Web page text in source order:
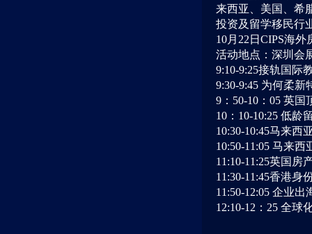
来西亚、美国、希
投资及留学移民行
10月22日CIPS海
活动地点：深圳会
9:10-9:25接轨国际
9:30-9:45 为何柔
9：50-10：05 英
10：10-10:25 低龄
10:30-10:45马来
10:50-11:05 马来
11:10-11:25英国房
11:30-11:45香港身
11:50-12:05 企业
12:10-12：25 全球